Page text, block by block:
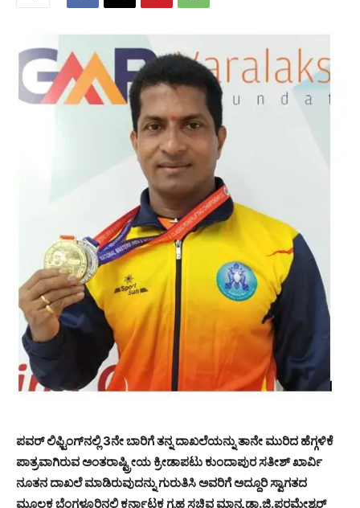
ಪವರ್ ಲಿಫ್ಟಿಂಗ್‍ನಲ್ಲಿ 3ನೇ ಬಾರಿಗೆ ತನ್ನ ದಾಖಲೆಯನ್ನು ತಾನೇ ಮುರಿದ ಹೆಗ್ಗಳಿಕೆ
ಪಾತ್ರವಾಗಿರುವ ಅಂತರಾಷ್ಟ್ರೀಯ ಕ್ರೀಡಾಪಟು ಕುಂದಾಪುರ ಸತೀಶ್ ಖಾರ್ವಿ
ನೂತನ ದಾಖಲೆ ಮಾಡಿರುವುದನ್ನು ಗುರುತಿಸಿ ಅವರಿಗೆ ಅದ್ದೂರಿ ಸ್ವಾಗತದ
ಮೂಲಕ ಬೆಂಗಳೂರಿನಲ್ಲಿ ಕರ್ನಾಟಕ ಗೃಹ ಸಚಿವ ಮಾನ್ಯ ಡಾ.ಜಿ.ಪರಮೇಶ್ವರ್